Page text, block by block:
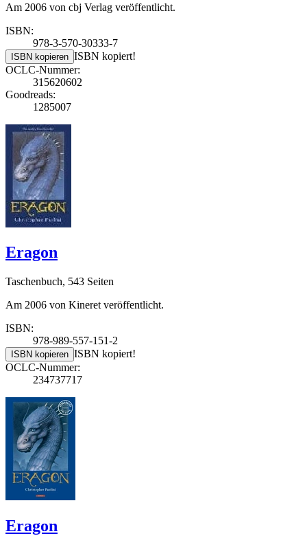
Am 2006 von cbj Verlag veröffentlicht.
ISBN:
978-3-570-30333-7
ISBN kopieren ISBN kopiert!
OCLC-Nummer:
315620602
Goodreads:
1285007
Eragon
Taschenbuch, 543 Seiten
Am 2006 von Kineret veröffentlicht.
ISBN:
978-989-557-151-2
ISBN kopieren ISBN kopiert!
OCLC-Nummer:
234737717
Eragon